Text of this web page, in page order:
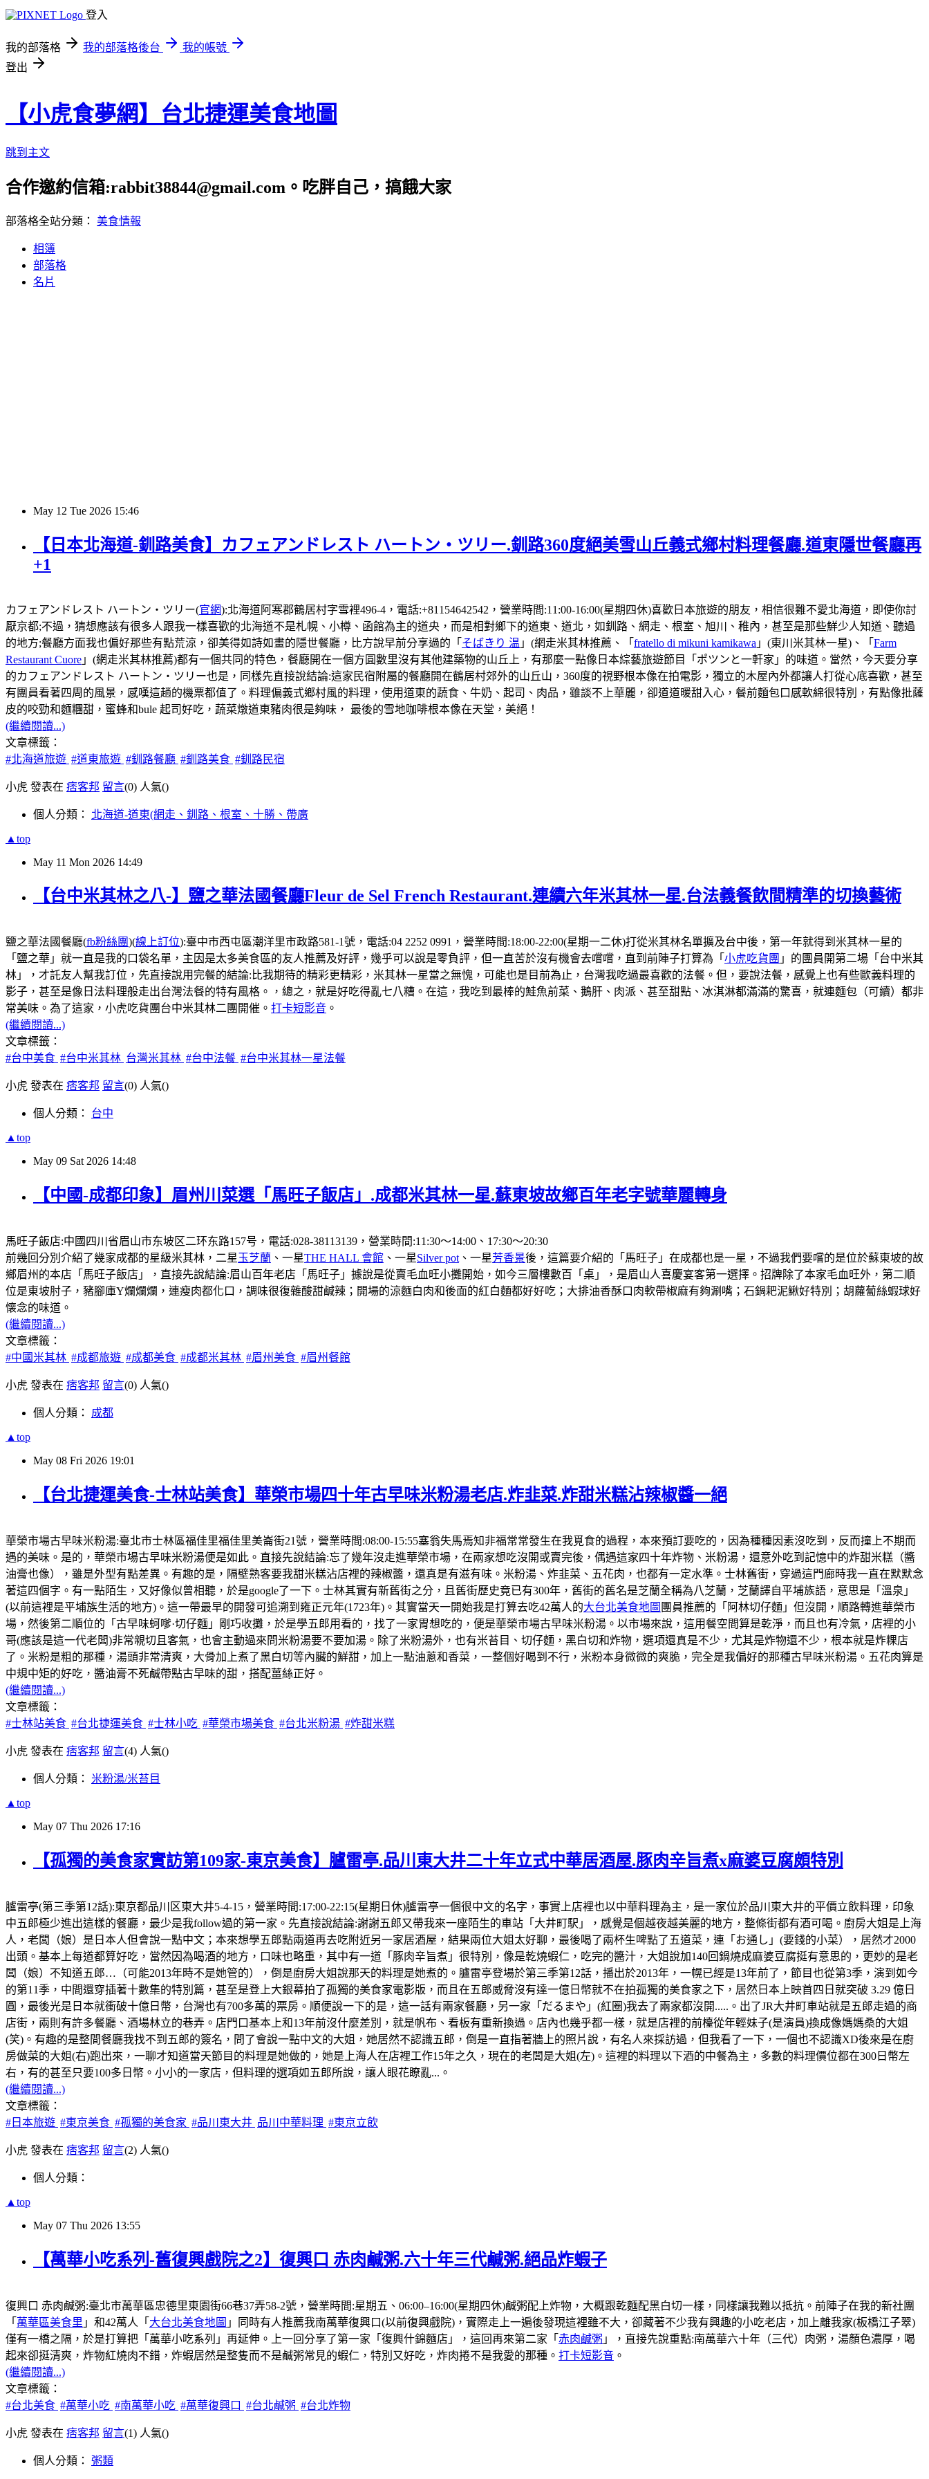
登入
我的部落格 我的部落格後台
我的帳號
登出
【小虎食夢網】台北捷運美食地圖
跳到主文
合作邀約信箱:rabbit38844@gmail.com。吃胖自己，搞餓大家
部落格全站分類： 美食情報
相簿
部落格
名片
May 12 Tue 2026 15:46
【日本北海道-釧路美食】カフェアンドレスト ハートン・ツリー.釧路360度絕美雪山丘義式鄉村料理餐廳.道東隱世餐廳再
+1
カフェアンドレスト ハートン・ツリー(官網):北海道阿寒郡鶴居村字雪裡496-4，電話:+81154642542，營業時間:11:00-16:00(星期四休)喜歡日本旅遊的朋友，相信很難不愛北海道，即使你討
厭京都;不過，猜想應該有很多人跟我一樣喜歡的北海道不是札幌、小樽、函館為主的道央，而是相對鄉下的道東、道北，如釧路、網走、根室、旭川、稚內，甚至是那些鮮少人知道、聽過
的地方;餐廳方面我也偏好那些有點荒涼，卻美得如詩如畫的隱世餐廳，比方說早前分享過的「 そばきり 温 」(網走米其林推薦、「 fratello di mikuni kamikawa 」(東川米其林一星)、「 Farm
Restaurant Cuore 」(網走米其林推薦)都有一個共同的特色，餐廳開在一個方圓數里沒有其他建築物的山丘上，有那麼一點像日本綜藝旅遊節目「ポツンと一軒家」的味道。當然，今天要分享
的カフェアンドレスト ハートン・ツリー也是，同樣先直接說結論:這家民宿附屬的餐廳開在鶴居村郊外的山丘山，360度的視野根本像在拍電影，獨立的木屋內外都讓人打從心底喜歡，甚至
有團員看著四周的風景，感嘆這趟的機票都值了。料理偏義式鄉村風的料理，使用道東的蔬食、牛奶、起司、肉品，雖談不上華麗，卻道道暖甜入心，餐前麵包口感軟綿很特別，有點像批薩
皮的咬勁和麵糰甜，蜜蜂和bule 起司好吃，蔬菜燉道東豬肉很是夠味， 最後的雪地咖啡根本像在天堂，美絕！
(繼續閱讀...)
文章標籤：
#北海道旅遊 #道東旅遊 #釧路餐廳 #釧路美食 #釧路民宿
小虎 發表在 痞客邦 留言(0) 人氣()
個人分類： 北海道-道東(網走、釧路、根室、十勝、帶廣
▲top
May 11 Mon 2026 14:49
【台中米其林之八-】鹽之華法國餐廳Fleur de Sel French Restaurant.連續六年米其林一星.台法義餐飲間精準的切換藝術
鹽之華法國餐廳(fb粉絲團)(線上訂位):臺中市西屯區潮洋里市政路581-1號，電話:04 2252 0991，營業時間:18:00-22:00(星期一二休)打從米其林名單擴及台中後，第一年就得到米其林一星的
「鹽之華」就一直是我的口袋名單，主因是太多美食區的友人推薦及好評，幾乎可以說是零負評，但一直苦於沒有機會去嚐嚐，直到前陣子打算為「 小虎吃貨團 」的團員開第二場「台中米其
林」，才託友人幫我訂位，先直接說用完餐的結論:比我期待的精彩更精彩，米其林一星當之無愧，可能也是目前為止，台灣我吃過最喜歡的法餐。但，要說法餐，感覺上也有些歐義料理的
影子，甚至是像日法料理般走出台灣法餐的特有風格。，總之，就是好吃得亂七八糟。在這，我吃到最棒的鮭魚前菜、鵝肝、肉派、甚至甜點、冰淇淋都滿滿的驚喜，就連麵包（可續）都非
常美味。為了這家，小虎吃貨團台中米其林二團開催。 打卡短影音 。
(繼續閱讀...)
文章標籤：
#台中美食 #台中米其林 台灣米其林 #台中法餐 #台中米其林一星法餐
小虎 發表在 痞客邦 留言(0) 人氣()
個人分類： 台中
▲top
May 09 Sat 2026 14:48
【中國-成都印象】眉州川菜選「馬旺子飯店」.成都米其林一星.蘇東坡故鄉百年老字號華麗轉身
馬旺子飯店:中國四川省眉山市东坡区二环东路157号，電話:028-38113139，營業時間:11:30〜14:00、17:30〜20:30
前幾回分別介紹了幾家成都的星級米其林，二星 玉芝蘭 、一星THE HALL 會館 、一星Silver pot 、一星芳香景後，這篇要介紹的「馬旺子」在成都也是一星，不過我們要嚐的是位於蘇東坡的故
鄉眉州的本店「馬旺子飯店」，直接先說結論:眉山百年老店「馬旺子」據說是從賣毛血旺小攤開始，如今三層樓數百「桌」，是眉山人喜慶宴客第一選擇。招牌除了本家毛血旺外，第二順
位是東坡肘子，豬腳庫Y爛爛爛，連瘦肉都化口，調味很復雜酸甜鹹辣；開場的涼麵白肉和後面的紅白麵都好好吃；大排油香酥口肉軟帶椒麻有夠涮嘴；石鍋耙泥鰍好特別；胡蘿蔔絲蝦球好
懐念的味道。
(繼續閱讀...)
文章標籤：
#中國米其林 #成都旅遊 #成都美食 #成都米其林 #眉州美食 #眉州餐館
小虎 發表在 痞客邦 留言(0) 人氣()
個人分類： 成都
▲top
May 08 Fri 2026 19:01
【台北捷運美食-士林站美食】華榮市場四十年古早味米粉湯老店.炸韭菜.炸甜米糕沾辣椒醬一絕
華榮市場古早味米粉湯:臺北市士林區福佳里福佳里美崙街21號，營業時間:08:00-15:55塞翁失馬焉知非福常常發生在我覓食的過程，本來預訂要吃的，因為種種因素沒吃到，反而撞上不期而
遇的美味。是的，華榮市場古早味米粉湯便是如此。直接先說結論:忘了幾年沒走進華榮市場，在兩家想吃沒開或賣完後，偶遇這家四十年炸物、米粉湯，還意外吃到記憶中的炸甜米糕（醬
油膏也像），雖是外型有點差異。有趣的是，隔壁熟客要我甜米糕沾店裡的辣椒醬，還真是有滋有味。米粉湯、炸韭菜、五花肉，也都有一定水準。士林舊街，穿過這門廊時我一直在默默念
著這四個字。有一點陌生，又好像似曾相聽，於是google了一下。士林其實有新舊街之分，且舊街歷史竟已有300年，舊街的舊名是芝蘭全稱為八芝蘭，芝蘭譯自平埔族語，意思是「溫泉」
(以前這裡是平埔族生活的地方)。這一帶最早的開發可追溯到雍正元年(1723年)。其實當天一開始我是打算去吃42萬人的大台北美食地圖 團員推薦的「阿林切仔麵」但沒開，順路轉進華榮市
場，然後第二順位的「古早味蚵嗲·切仔麵」剛巧收攤，於是學五郎用看的，找了一家胃想吃的，便是華榮市場古早味米粉湯。以市場來說，這用餐空間算是乾淨，而且也有冷氣，店裡的小
哥(應該是這一代老闆)非常親切且客氣，也會主動過來問米粉湯要不要加湯。除了米粉湯外，也有米苔目、切仔麵，黑白切和炸物，選項還真是不少，尤其是炸物還不少，根本就是炸粿店
了。米粉是粗的那種，湯頭非常清爽，大骨加上煮了黑白切等內臟的鮮甜，加上一點油蔥和香菜，一整個好喝到不行，米粉本身微微的爽脆，完全是我偏好的那種古早味米粉湯。五花肉算是
中規中矩的好吃，醬油膏不死鹹帶點古早味的甜，搭配薑絲正好。
(繼續閱讀...)
文章標籤：
#士林站美食 #台北捷運美食 #士林小吃 #華榮市場美食 #台北米粉湯 #炸甜米糕
小虎 發表在 痞客邦 留言(4) 人氣()
個人分類： 米粉湯/米苔目
▲top
May 07 Thu 2026 17:16
【孤獨的美食家實訪第109家-東京美食】臚雷亭.品川東大井二十年立式中華居酒屋.豚肉辛旨煮x麻婆豆腐頗特別
臚雷亭(第三季第12話):東京都品川区東大井5-4-15，營業時間:17:00-22:15(星期日休)臚雷亭一個很中文的名字，事實上店裡也以中華料理為主，是一家位於品川東大井的平價立飲料理，印象
中五郎極少進出這樣的餐廳，最少是我follow過的第一家。先直接說結論:謝謝五郎又帶我來一座陌生的車站「大井町駅」，感覺是個越夜越美麗的地方，整條街都有酒可喝。廚房大姐是上海
人，老闆（娘）是日本人但會說一點中文；本來想學五郎點兩道再去吃附近另一家居酒屋，結果兩位大姐太好聊，最後喝了兩杯生啤點了五道菜，連「お通し」(要錢的小菜），居然才2000
出頭。基本上每道都算好吃，當然因為喝酒的地方，口味也略重，其中有一道「豚肉辛旨煮」很特別，像是乾燒蝦仁，吃完的醬汁，大姐說加140回鍋燒成麻婆豆腐挺有意思的，更妙的是老
闆（娘）不知道五郎…（可能2013年時不是她管的），倒是廚房大姐說那天的料理是她煮的。臚雷亭登場於第三季第12話，播出於2013年，一幌已經是13年前了，節目也從第3季，演到如今
的第11季，中間還穿插著十數集的特別篇，甚至是登上大銀幕拍了孤獨的美食家電影版，而且在五郎威脅沒有達一億日幣就不在拍孤獨的美食家之下，居然日本上映首四日就突破 3.29 億日
圓，最後光是日本就衝破十億日幣，台灣也有700多萬的票房。順便說一下的是，這一話有兩家餐廳，另一家「だるまや」(紅圈)我去了兩家都沒開.....。出了JR大井町車站就是五郎走過的商
店街，兩則有許多餐廳、酒場林立的巷弄。店門口基本上和13年前沒什麼差別，就是帆布、看板有重新換過。店內也幾乎都一樣，就是店裡的前檯從年輕妹子(是演員)換成像媽媽桑的大姐
(笑)。有趣的是整間餐廳我找不到五郎的簽名，問了會說一點中文的大姐，她居然不認識五郎，倒是一直指著牆上的照片說，有名人來採訪過，但我看了一下，一個也不認識XD後來是在廚
房做菜的大姐(右)跑出來，一聊才知道當天節目的料理是她做的，她是上海人在店裡工作15年之久，現在的老闆是大姐(左)。這裡的料理以下酒的中餐為主，多數的料理價位都在300日幣左
右，有的甚至只要100多日幣。小小的一家店，但料理的選項如五郎所說，讓人眼花瞭亂...。
(繼續閱讀...)
文章標籤：
#日本旅遊 #東京美食 #孤獨的美食家 #品川東大井 品川中華料理 #東京立飲
小虎 發表在 痞客邦 留言(2) 人氣()
個人分類：
▲top
May 07 Thu 2026 13:55
【萬華小吃系列-舊復興戲院之2】復興口 赤肉鹹粥.六十年三代鹹粥.絕品炸蝦子
復興口 赤肉鹹粥:臺北市萬華區忠德里東園街66巷37弄58-2號，營業時間:星期五、06:00–16:00(星期四休)鹹粥配上炸物，大概跟乾麵配黑白切一樣，同樣讓我難以抵抗。前陣子在我的新社團
「 萬華區美食里 」和42萬人「 大台北美食地圖 」同時有人推薦我南萬華復興口(以前復興戲院)，實際走上一遍後發現這裡雖不大，卻藏著不少我有興趣的小吃老店，加上離我家(板橋江子翠)
僅有一橋之隔，於是打算把「萬華小吃系列」再延伸。上一回分享了第一家「復興什錦麵店」，這回再來第二家「 赤肉鹹粥 」，直接先說重點:南萬華六十年（三代）肉粥，湯顏色濃厚，喝
起來卻挺清爽，炸物紅燒肉不錯，炸蝦居然是整隻而不是鹹粥常見的蝦仁，特別又好吃，炸肉捲不是我愛的那種。 打卡短影音 。
(繼續閱讀...)
文章標籤：
#台北美食 #萬華小吃 #南萬華小吃 #萬華復興口 #台北鹹粥 #台北炸物
小虎 發表在 痞客邦 留言(1) 人氣()
個人分類： 粥類